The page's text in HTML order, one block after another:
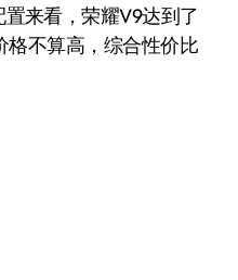
来看，荣耀V9达到了
格不算高，综合性价比